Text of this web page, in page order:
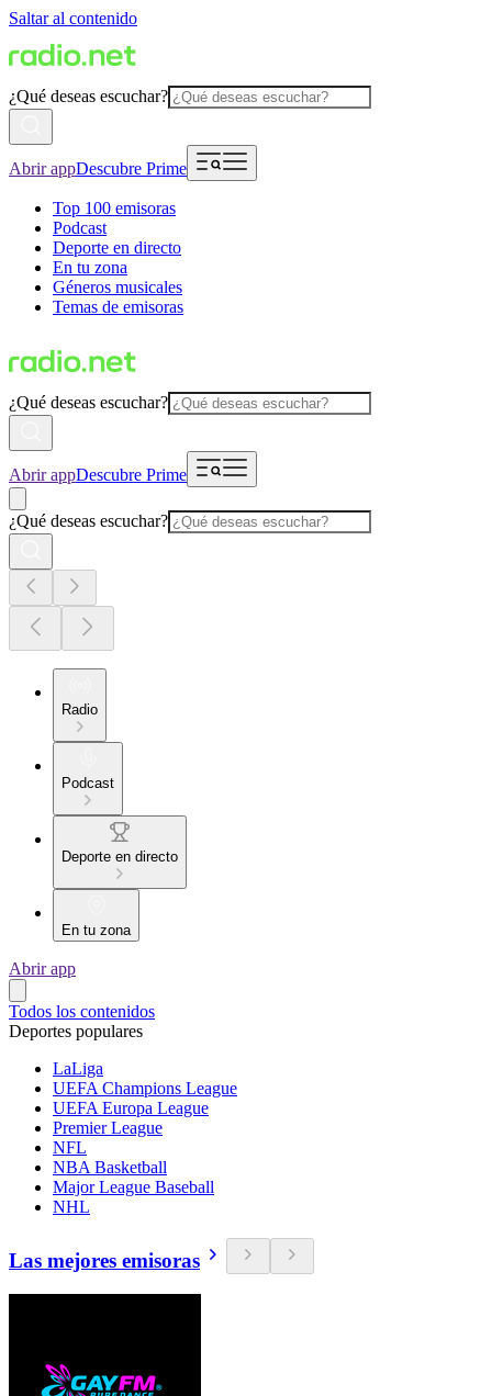
Saltar al contenido
¿Qué deseas escuchar?
Abrir appDescubre Prime
Top 100 emisoras
Podcast
Deporte en directo
En tu zona
Géneros musicales
Temas de emisoras
¿Qué deseas escuchar?
Abrir appDescubre Prime
¿Qué deseas escuchar?
Radio
Podcast
Deporte en directo
En tu zona
Abrir app
Todos los contenidos
Deportes populares
LaLiga
UEFA Champions League
UEFA Europa League
Premier League
NFL
NBA Basketball
Major League Baseball
NHL
Las mejores emisoras